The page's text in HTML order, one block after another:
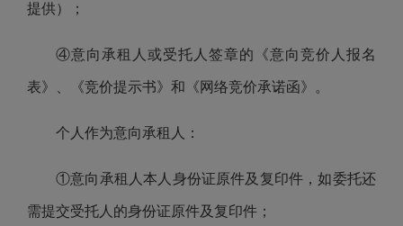
提供）；
④意向承租人或受托人签章的《意向竞价人报名
表》、《竞价提示书》和《网络竞价承诺函》。
个人作为意向承租人：
①意向承租人本人身份证原件及复印件，如委托还
需提交受托人的身份证原件及复印件；